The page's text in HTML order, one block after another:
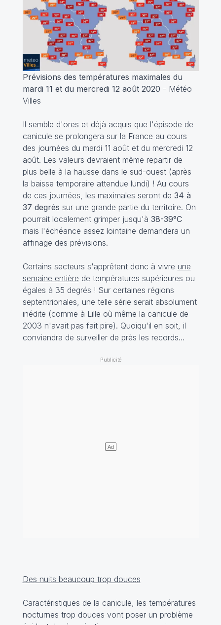
Prévisions des températures maximales du
mardi 11 et du mercredi 12 août 2020 - Météo
Villes
Il semble d'ores et déjà acquis que l'épisode de
canicule se prolongera sur la France au cours
des journées du mardi 11 août et du mercredi 12
août. Les valeurs devraient même repartir de
plus belle à la hausse dans le sud-ouest (après
la baisse temporaire attendue lundi) ! Au cours
de ces journées, les maximales seront de 34 à
37 degrés sur une grande partie du territoire. On
pourrait localement grimper jusqu'à 38-39°C
mais l'échéance assez lointaine demandera un
affinage des prévisions.
Certains secteurs s'apprêtent donc à vivre une
semaine entière de températures supérieures ou
égales à 35 degrés ! Sur certaines régions
septentrionales, une telle série serait absolument
inédite (comme à Lille où même la canicule de
2003 n'avait pas fait pire). Quoiqu'il en soit, il
conviendra de surveiller de près les records...
Des nuits beaucoup trop douces
Caractéristiques de la canicule, les températures
nocturnes trop douces vont poser un problème